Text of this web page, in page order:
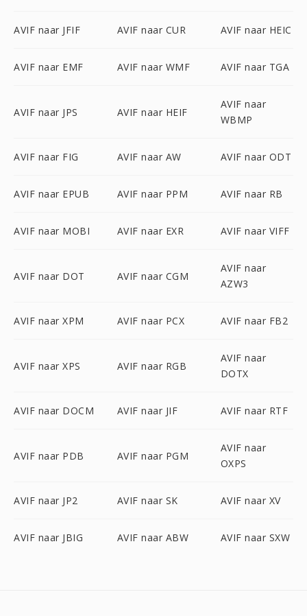
AVIF naar JFIF AVIF naar CUR AVIF naar HEIC
AVIF naar EMF AVIF naar WMF AVIF naar TGA
AVIF naar JPS AVIF naar HEIF
AVIF naar
WBMP
AVIF naar FIG AVIF naar AW AVIF naar ODT
AVIF naar EPUB AVIF naar PPM AVIF naar RB
AVIF naar MOBI AVIF naar EXR AVIF naar VIFF
AVIF naar DOT AVIF naar CGM
AVIF naar
AZW3
AVIF naar XPM AVIF naar PCX AVIF naar FB2
AVIF naar XPS AVIF naar RGB
AVIF naar
DOTX
AVIF naar DOCM AVIF naar JIF AVIF naar RTF
AVIF naar PDB AVIF naar PGM
AVIF naar
OXPS
AVIF naar JP2 AVIF naar SK AVIF naar XV
AVIF naar JBIG AVIF naar ABW AVIF naar SXW